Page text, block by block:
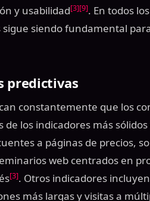
y usabilidad[3][9]. En todos
sigue siendo fundamental
predictivas
constantemente que los
los indicadores más
a páginas de precios,
web centrados en
[3]. Otros indicadores
más largas y visitas a